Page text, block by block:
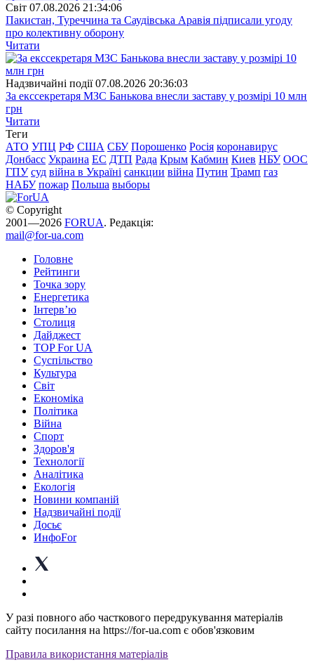
Свiт 07.08.2026 21:34:06
Пакистан, Туреччина та Саудівська Аравія підписали угоду
про колективну оборону
Читати
Надзвичайні події 07.08.2026 20:36:03
За екссекретаря МЗС Банькова внесли заставу у розмірі 10 млн
грн
Читати
Теги
АТО УПЦ РФ США СБУ Порошенко Росія коронавирус
Донбасс Украина ЕС ДТП Рада Крым Кабмин Киев НБУ ООС
ГПУ суд війна в Україні санкции війна Путин Трамп газ
НАБУ пожар Польша выборы
© Copyright
2001—2026 FORUA. Редакція:
mail@for-ua.com
Головне
Рейтинги
Точка зору
Енергетика
Інтерв’ю
Столиця
Дайджест
TOP For UA
Суспiльство
Культура
Світ
Економіка
Політика
Війна
Спорт
Здоров'я
Технології
Аналітика
Екологія
Новини компаній
Надзвичайні події
Досьє
ИнфоFor
У разі повного або часткового передрукування матеріалів
сайту посилання на https://for-ua.com є обов'язковим
Правила використання матеріалів